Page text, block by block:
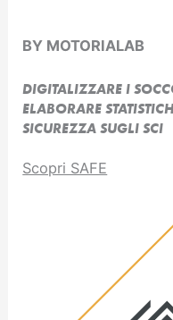
BY MOTORIALAB
DIGITALIZZARE I
ELABORARE
SICUREZZA SUGLI SCI
Scopri SAFE